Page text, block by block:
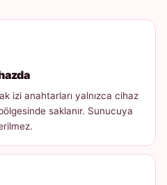
izi anahtarları yalnızca cihaz
saklanır. Sunucuya